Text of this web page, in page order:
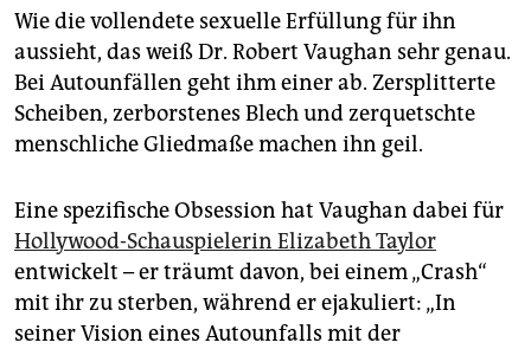
abo
genossenschaft
epaper login
Wie die vollendete sexuelle Erfüllung für ihn
aussieht, das weiß Dr. Robert Vaughan sehr genau.
Bei Autounfällen geht ihm einer ab. Zersplitterte
Scheiben, zerborstenes Blech und zerquetschte
menschliche Gliedmaße machen ihn geil.
Eine spezifische Obsession hat Vaughan dabei für
Hollywood-Schauspielerin Elizabeth Taylor
entwickelt – er träumt davon, bei einem „Crash“
mit ihr zu sterben, während er ejakuliert: „In
seiner Vision eines Autounfalls mit der